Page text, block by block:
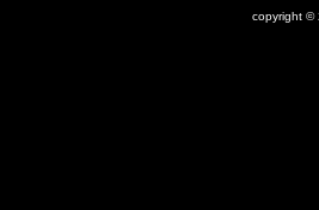
copyright ©